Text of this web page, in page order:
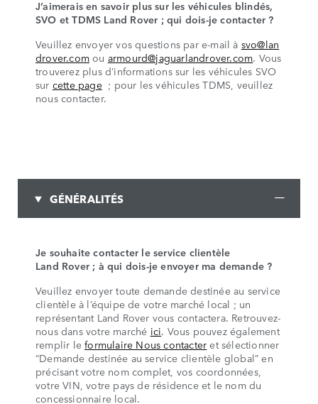
J’aimerais en savoir plus sur les véhicules blindés,
SVO et TDMS Land Rover ; qui dois-je contacter ?
Veuillez envoyer vos questions par e-mail à svo@lan
drover.com ou armourd@jaguarlandrover.com. Vous
trouverez plus d’informations sur les véhicules SVO
sur cette page; pour les véhicules TDMS, veuillez
nous contacter.
GÉNÉRALITÉS
Je souhaite contacter le service clientèle
Land Rover ; à qui dois-je envoyer ma demande ?
Veuillez envoyer toute demande destinée au service
clientèle à l’équipe de votre marché local ; un
représentant Land Rover vous contactera. Retrouvez-
nous dans votre marché ici. Vous pouvez également
remplir leformulaire Nous contacter et sélectionner
“Demande destinée au service clientèle global” en
précisant votre nom complet, vos coordonnées,
votre VIN, votre pays de résidence et le nom du
concessionnaire local.